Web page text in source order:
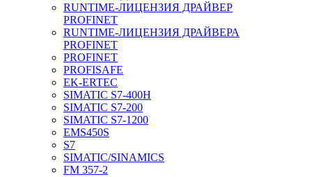
RUNTIME-ЛИЦЕНЗИЯ ДРАЙВЕР
PROFINET
RUNTIME-ЛИЦЕНЗИЯ ДРАЙВЕРА
PROFINET
PROFINET
PROFISAFE
EK-ERTEC
SIMATIC S7-400H
SIMATIC S7-200
SIMATIC S7-1200
EMS450S
S7
SIMATIC/SINAMICS
FM 357-2